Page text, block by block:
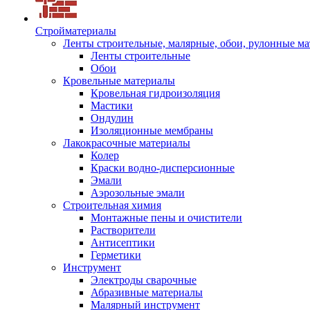
Стройматериалы
Ленты строительные, малярные, обои, рулонные
Ленты строительные
Обои
Кровельные материалы
Кровельная гидроизоляция
Мастики
Ондулин
Изоляционные мембраны
Лакокрасочные материалы
Колер
Краски водно-дисперсионные
Эмали
Аэрозольные эмали
Строительная химия
Монтажные пены и очистители
Растворители
Антисептики
Герметики
Инструмент
Электроды сварочные
Абразивные материалы
Малярный инструмент